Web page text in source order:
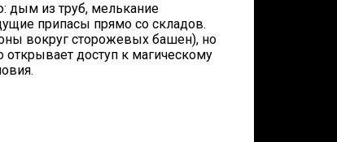
дым из труб, мелькание
припасы прямо со складов.
вокруг сторожевых башен), но
открывает доступ к магическому